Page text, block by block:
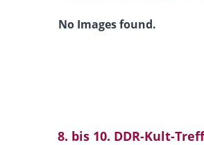
No Images found.
8. bis 10. DDR-Kult-